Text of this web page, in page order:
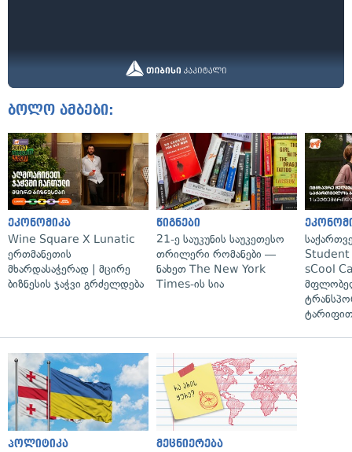
ბოლო ამბები:
ეკონომიკა
Wine Square X Lunatic
ერთმანეთის
მხარდასაჭერად | მცირე
ბიზნესის ჯაჭვი გრძელდება
წიგნები
21-ე საუკუნის საუკეთესო
თრილერი რომანები —
ნახეთ The New York
Times-ის სია
Student
sCool
პოლიტიკა მეცნიერება